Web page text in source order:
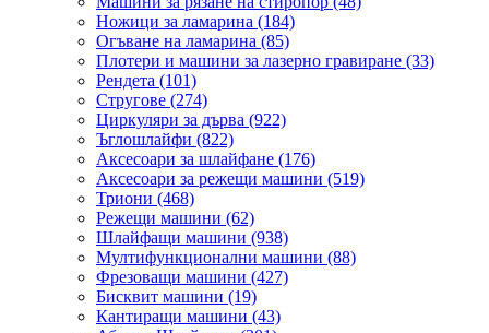
Ножици за ламарина (184)
Огъване на ламарина (85)
Плотери и машини за лазерно гравиране (33)
Рендета (101)
Стругове (274)
Циркуляри за дърва (922)
Ъглошлайфи (822)
Аксесоари за шлайфане (176)
Аксесоари за режещи машини (519)
Триони (468)
Режещи машини (62)
Шлайфащи машини (938)
Мултифункционални машини (88)
Фрезоващи машини (427)
Бисквит машини (19)
Кантиращи машини (43)